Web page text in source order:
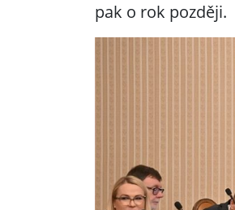
pak o rok později.